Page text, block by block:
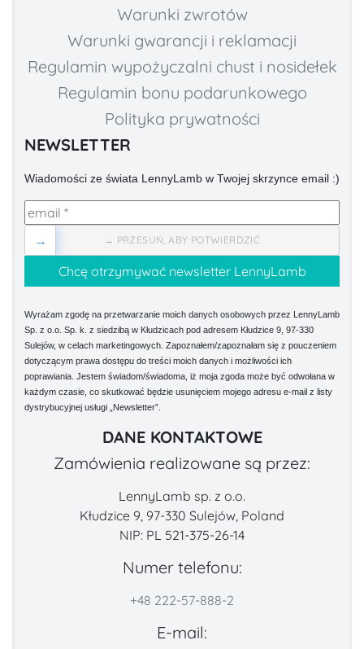
Warunki zwrotów
Warunki gwarancji i reklamacji
Regulamin wypożyczalni chust i nosidełek
Regulamin bonu podarunkowego
Polityka prywatności
NEWSLETTER
Wiadomości ze świata LennyLamb w Twojej skrzynce email :)
→ PRZESUŃ, ABY POTWIERDZIĆ
→
Wyrażam zgodę na przetwarzanie moich danych osobowych przez LennyLamb
Sp. z o.o. Sp. k. z siedzibą w Kłudzicach pod adresem Kłudzice 9, 97-330
Sulejów, w celach marketingowych. Zapoznałem/zapoznałam się z pouczeniem
dotyczącym prawa dostępu do treści moich danych i możliwości ich
poprawiania. Jestem świadom/świadoma, iż moja zgoda może być odwołana w
każdym czasie, co skutkować będzie usunięciem mojego adresu e-mail z listy
dystrybucyjnej usługi „Newsletter”.
DANE KONTAKTOWE
Zamówienia realizowane są przez:
LennyLamb sp. z o.o.
Kłudzice 9, 97-330 Sulejów, Poland
NIP: PL 521-375-26-14
Numer telefonu:
+48 222-57-888-2
E-mail: